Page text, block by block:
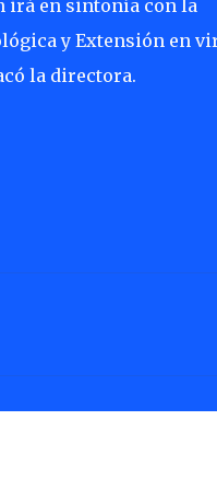
irá en sintonía con la
y Extensión en
la directora.